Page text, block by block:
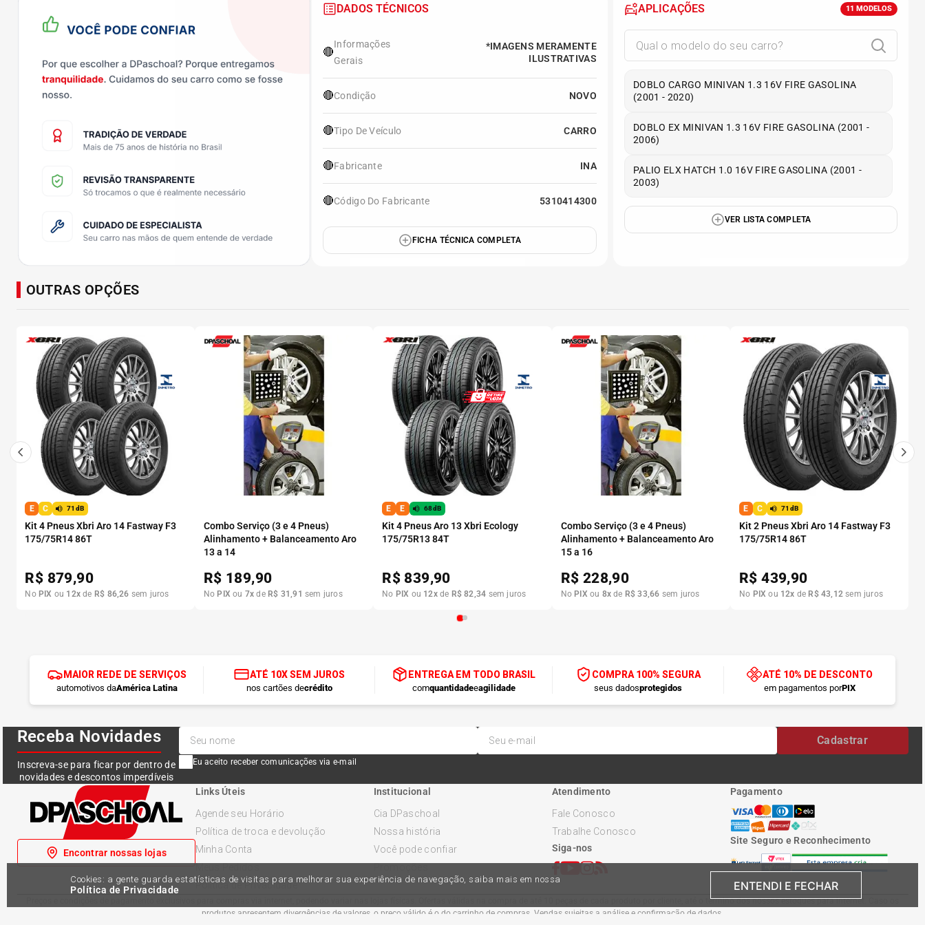
Cookies: a gente guarda estatísticas de visitas para melhorar sua experiência de navegação, saiba mais em nossa
Política de Privacidade ENTENDI E FECHAR
DADOS TÉCNICOS
🔴
Informações
Gerais
*IMAGENS MERAMENTE
ILUSTRATIVAS
🔴Condição NOVO
🔴Tipo De Veículo CARRO
🔴Fabricante INA
🔴Código Do Fabricante 5310414300
FICHA TÉCNICA COMPLETA
APLICAÇÕES 11 MODELOS
DOBLO CARGO MINIVAN 1.3 16V FIRE GASOLINA
(2001 - 2020)
DOBLO EX MINIVAN 1.3 16V FIRE GASOLINA (2001 -
2006)
PALIO ELX HATCH 1.0 16V FIRE GASOLINA (2001 -
2003)
VER LISTA COMPLETA
OUTRAS OPÇÕES
E C 71dB
Kit 4 Pneus Xbri Aro 14 Fastway F3
175/75R14 86T
R$ 879,90
No PIX ou 12x de R$ 86,26 sem juros
Combo Serviço (3 e 4 Pneus)
Alinhamento + Balanceamento Aro
13 a 14
R$ 189,90
No PIX ou 7x de R$ 31 ,91 sem juros
E E 68dB
Kit 4 Pneus Aro 13 Xbri Ecology
175/75R13 84T
R$ 839,90
No PIX ou 12xde R$ 82,34 sem juros
Combo Serviço (3 e 4 Pneus)
Alinhamento + Balanceamento Aro
15 a 16
R$ 228,90
No PIX ou 8x de R$ 33,66 sem juros
E C 71dB
Kit 2 Pneus Xbri Aro 14 Fastway F3
175/75R14 86T
R$439,90
No PIX ou 12x de R$ 43, 12 sem juros
MAIOR REDE DE SERVIÇOS
automotivos daAmérica Latina
ATÉ 10X SEM JUROS
nos cartões decrédito
ENTREGA EM TODO BRASIL
comquantidadeeagilidade
COMPRA 100% SEGURA
seus dadosprotegidos
ATÉ 10% DE DESCONTO
em pagamentos porPIX
Receba Novidades
Inscreva-se para ficar por dentro de
novidades e descontos imperdíveis
Cadastrar
Eu aceito receber comunicações via e-mail
Encontrar nossas lojas
Links Úteis
Agende seu Horário
Política de troca e devolução
Minha Conta
Política de Privacidade
Institucional
Cia DPaschoal
Nossa história
Você pode confiar
Atendimento
Fale Conosco
Trabalhe Conosco
Siga-nos
Pagamento
Site Seguro e Reconhecimento
Preços e condições de pagamento exclusivos para compras via internet, podendo variar nas lojas físicas. Ofertas válidas na compra de até 10 peças de cada produto por cliente, até o término dos nossos estoques para internet. Caso os
produtos apresentem divergências de valores, o preço válido é o do carrinho de compras. Vendas sujeitas a análise e confirmação de dados.